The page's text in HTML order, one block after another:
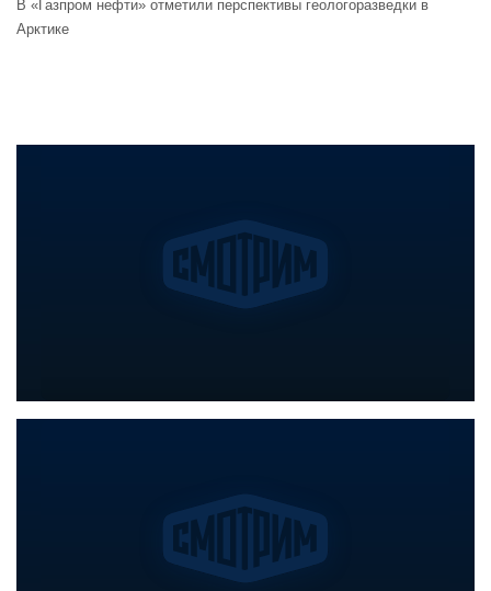
В «Газпром нефти» отметили перспективы геологоразведки в
Арктике